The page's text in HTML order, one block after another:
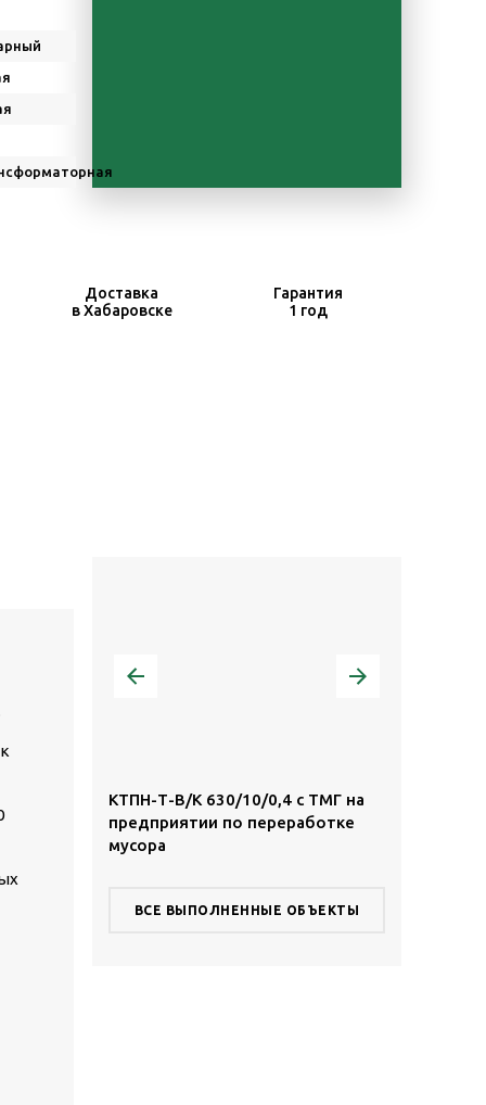
Доставка
в Хабаровске
Гарантия
1 год
КТПН-Т-В/К 630/10/0,4 с ТМГ на
предприятии по переработке
мусора
ВСЕ ВЫПОЛНЕННЫЕ ОБЪЕКТЫ